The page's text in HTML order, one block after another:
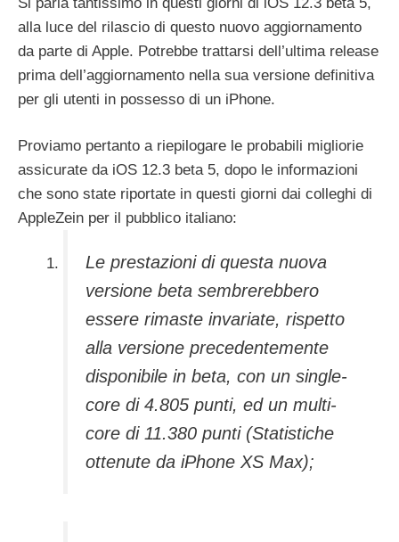
alla luce del rilascio di questo nuovo aggiornamento
da parte di Apple. Potrebbe trattarsi dell’ultima release
prima dell’aggiornamento nella sua versione definitiva
per gli utenti in possesso di un iPhone.
Proviamo pertanto a riepilogare le probabili migliorie
assicurate da iOS 12.3 beta 5, dopo le informazioni
che sono state riportate in questi giorni dai colleghi di
AppleZein per il pubblico italiano:
Le prestazioni di questa nuova
versione beta sembrerebbero
essere rimaste invariate, rispetto
alla versione precedentemente
disponibile in beta, con un single-
core di 4.805 punti, ed un multi-
core di 11.380 punti (Statistiche
ottenute da iPhone XS Max);